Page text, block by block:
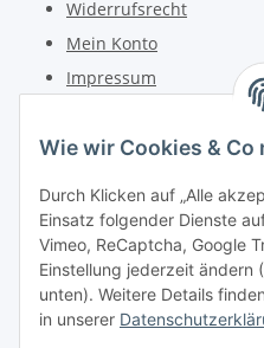
Wie wir Cookies & Co
Durch Klicken auf „Alle
Einsatz folgender Dienste
Vimeo, ReCaptcha, Google
Einstellung jederzeit ändern
unten). Weitere Details
in unserer
Widerrufsrecht
Mein Konto
Impressum
Telefon: +49 (0) 6162 5554
Fax: +49 (0) 6162 5220
Email:
Freiherr-vom-Stein-
D-64354 Reinheim